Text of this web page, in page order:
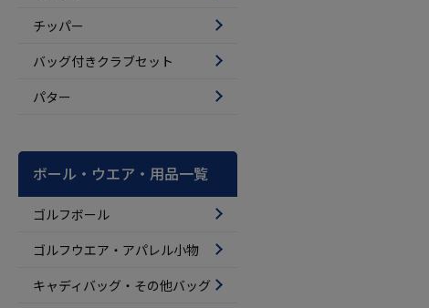
チッパー
バッグ付きクラブセット
パター
ボール・ウエア・用品一覧
ゴルフボール
ゴルフウエア・アパレル小物
キャディバッグ・その他バッグ